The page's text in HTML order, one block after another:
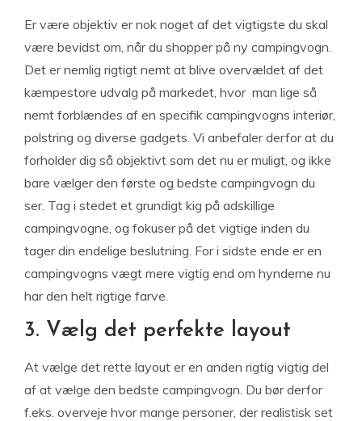
Er være objektiv er nok noget af det vigtigste du skal
være bevidst om, når du shopper på ny campingvogn.
Det er nemlig rigtigt nemt at blive overvældet af det
kæmpestore udvalg på markedet, hvor man lige så
nemt forblændes af en specifik campingvogns interiør,
polstring og diverse gadgets. Vi anbefaler derfor at du
forholder dig så objektivt som det nu er muligt, og ikke
bare vælger den første og bedste campingvogn du
ser. Tag i stedet et grundigt kig på adskillige
campingvogne, og fokuser på det vigtige inden du
tager din endelige beslutning. For i sidste ende er en
campingvogns vægt mere vigtig end om hynderne nu
har den helt rigtige farve.
3. Vælg det perfekte layout
At vælge det rette layout er en anden rigtig vigtig del
af at vælge den bedste campingvogn. Du bør derfor
f.eks. overveje hvor mange personer, der realistisk set